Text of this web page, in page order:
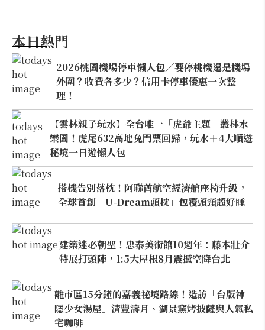
本日熱門
2026桃園機場停車懶人包／要停桃機還是機場
外圍？收費各多少？信用卡停車優惠一次整
理！
【雲林親子玩水】全台唯一「虎爺主題」叢林水
樂園！虎尾632高地免門票回歸，玩水＋4大順遊
秘境一日遊懶人包
搭機告別落枕！阿聯酋航空經濟艙座椅升級，
全球首創「U-Dream頭枕」包覆頭頸超好睡
建築迷必朝聖！忠泰美術館10週年：藤本壯介
特展打頭陣，1:5大屋根8月震撼空降台北
離市區15分鐘的嘉義祕境路線！造訪「台版神
隱少女湯屋」清豐濤月、湖景窯烤披薩與人氣私
宅咖啡